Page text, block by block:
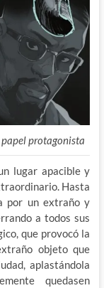
papel protagonista
lugar apacible y
Hasta
por un extraño y
a todos sus
que provocó la
objeto que
aplastándola
quedasen